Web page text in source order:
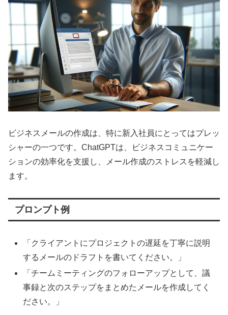
ビジネスメールの作成は、特に新入社員にとってはプレッ
シャーの一つです。ChatGPTは、ビジネスコミュニケー
ションの効率化を支援し、メール作成のストレスを軽減し
ます。
プロンプト例
「クライアントにプロジェクトの遅延を丁寧に説明
するメールのドラフトを書いてください。」
「チームミーティングのフォローアップとして、議
事録と次のステップをまとめたメールを作成してく
ださい。」